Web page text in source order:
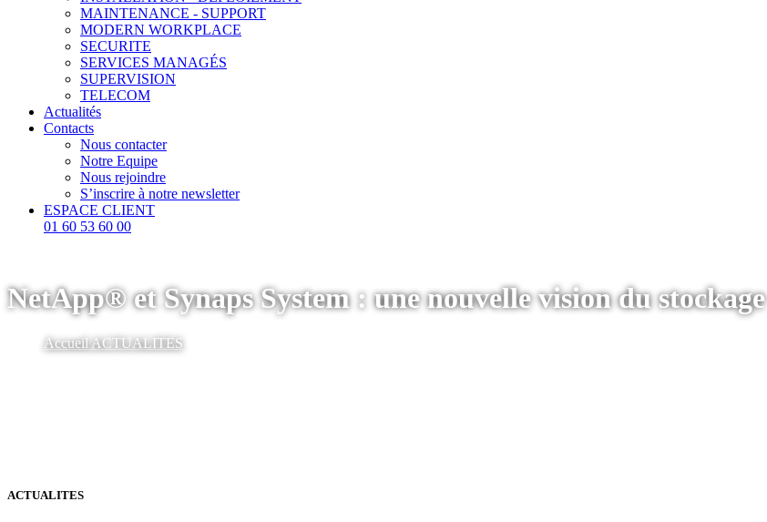
MAINTENANCE - SUPPORT
MODERN WORKPLACE
SECURITE
SERVICES MANAGÉS
SUPERVISION
TELECOM
Actualités
Contacts
Nous contacter
Notre Equipe
Nous rejoindre
S’inscrire à notre newsletter
ESPACE CLIENT
01 60 53 60 00
NetApp® et Synaps System : une nouvelle vision du
AccueilACTUALITES
ACTUALITES